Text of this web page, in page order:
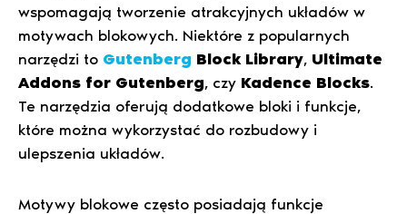
wspomagają tworzenie atrakcyjnych układów w
motywach blokowych. Niektóre z popularnych
narzędzi to Gutenberg Block Library, Ultimate
Addons for Gutenberg, czy Kadence Blocks.
Te narzędzia oferują dodatkowe bloki i funkcje,
które można wykorzystać do rozbudowy i
ulepszenia układów.
Motywy blokowe często posiadają funkcje